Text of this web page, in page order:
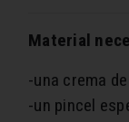
Material
-una crema
-un pincel